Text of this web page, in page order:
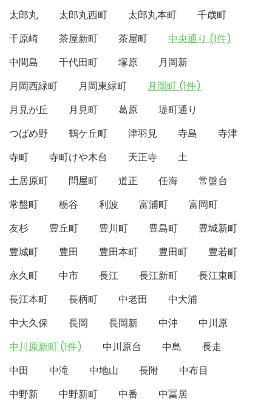
太郎丸
太郎丸西町 太郎丸本町
千歳町
千原崎
茶屋新町 茶屋町
中央通り (1件)
中間島
千代田町 塚原
月岡新
月岡西緑町
月岡東緑町
月岡町 (1件)
月見が丘
月見町 葛原
堤町通り
つばめ野
鶴ケ丘町 津羽見 寺島
寺津
寺町
寺町けや木台 天正寺
土
土居原町
問屋町 道正 任海
常盤台
常盤町
栃谷 利波 富浦町
富岡町
友杉
豊丘町 豊川町 豊島町
豊城新町
豊城町
豊田 豊田本町 豊田町
豊若町
永久町
中市 長江 長江新町
長江東町
長江本町
長柄町 中老田
中大浦
中大久保
長岡 長岡新 中沖
中川原
中川原新町 (1件)
中川原台 中島
長走
中田
中滝 中地山 長附
中布目
中野新
中野新町 中番
中冨居